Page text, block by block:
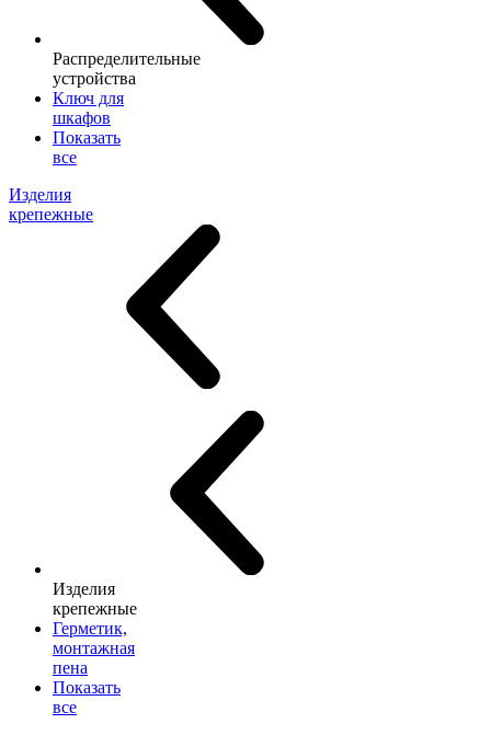
Распределительные
устройства
Ключ для
шкафов
Показать
все
Изделия
крепежные
Изделия
крепежные
Герметик,
монтажная
пена
Показать
все